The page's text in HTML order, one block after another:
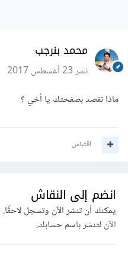
محمد بنرجب
نشر23 أغسطس 2017
ماذا تقصد بصفحتك يا أخي ؟
اقتباس
انضم إلى النقاش
يمكنك أن تنشر الآن وتسجل
الآنلتنشر باسم حسابك.